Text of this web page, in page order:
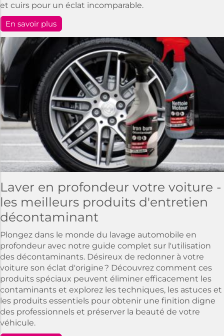
et cuirs pour un éclat incomparable.
En savoir plus
Laver en profondeur votre voiture -
les meilleurs produits d'entretien
décontaminant
Plongez dans le monde du lavage automobile en
profondeur avec notre guide complet sur l'utilisation
des décontaminants. Désireux de redonner à votre
voiture son éclat d'origine ? Découvrez comment ces
produits spéciaux peuvent éliminer efficacement les
contaminants et explorez les techniques, les astuces et
les produits essentiels pour obtenir une finition digne
des professionnels et préserver la beauté de votre
véhicule.